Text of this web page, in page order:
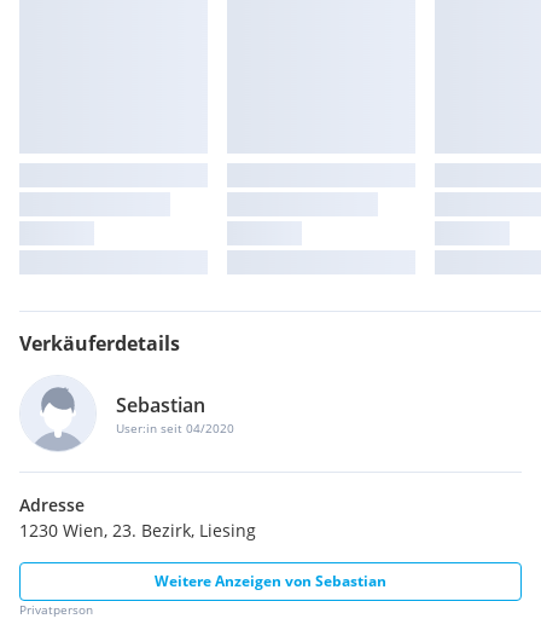
Verkäuferdetails
Sebastian
User:in seit 04/2020
Adresse
1230 Wien, 23. Bezirk, Liesing
Weitere Anzeigen von Sebastian
Privatperson